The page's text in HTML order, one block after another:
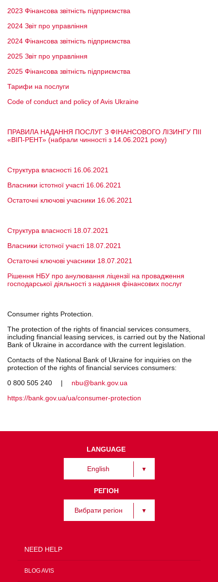
2023 Фінансова звітність підприємства
2024 Звіт про управління
2024 Фінансова звітність підприємства
2025 Звіт про управління
2025 Фінансова звітність підприємства
Тарифи на послуги
Code of conduct and policy of Avis Ukraine
ПРАВИЛА НАДАННЯ ПОСЛУГ З ФІНАНСОВОГО ЛІЗИНГУ ПІІ
«ВІП-РЕНТ» (набрали чинності з 14.06.2021 року)
Структура власності 16.06.2021
Власники істотної участі 16.06.2021
Остаточні ключові учасники 16.06.2021
Структура власності 18.07.2021
Власники істотної участі 18.07.2021
Остаточні ключові учасники 18.07.2021
Рішення НБУ про анулювання ліцензії на провадження
господарської діяльності з надання фінансових послуг
Consumer rights Protection.
The protection of the rights of financial services consumers,
including financial leasing services, is carried out by the National
Bank of Ukraine in accordance with the current legislation.
Contacts of the National Bank of Ukraine for inquiries on the
protection of the rights of financial services consumers:
0 800 505 240 | nbu@bank.gov.ua
https://bank.gov.ua/ua/consumer-protection
LANGUAGE
English
РЕГІОН
Вибрати регіон
NEED HELP
BLOG AVIS